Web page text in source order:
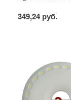
349,24 руб.